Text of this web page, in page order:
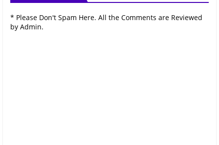
* Please Don't Spam Here. All the Comments are Reviewed
by Admin.